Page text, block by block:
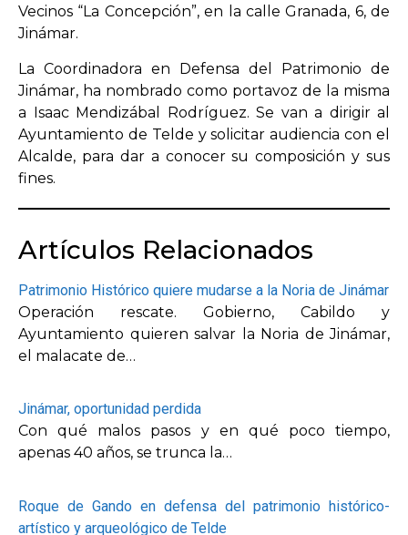
Vecinos “La Concepción”, en la calle Granada, 6, de
Jinámar.
La Coordinadora en Defensa del Patrimonio de
Jinámar, ha nombrado como portavoz de la misma
a Isaac Mendizábal Rodríguez. Se van a dirigir al
Ayuntamiento de Telde y solicitar audiencia con el
Alcalde, para dar a conocer su composición y sus
fines.
Artículos Relacionados
Patrimonio Histórico quiere mudarse a la Noria de Jinámar
Operación rescate. Gobierno, Cabildo y
Ayuntamiento quieren salvar la Noria de Jinámar,
el malacate de…
Jinámar, oportunidad perdida
Con qué malos pasos y en qué poco tiempo,
apenas 40 años, se trunca la…
Roque de Gando en defensa del patrimonio histórico-
artístico y arqueológico de Telde